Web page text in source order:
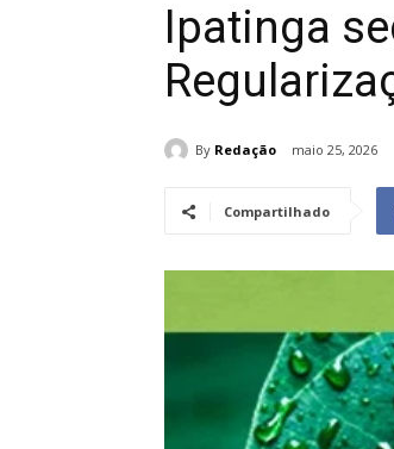
Ipatinga
By Redação maio 25, 2026
Compartilhado